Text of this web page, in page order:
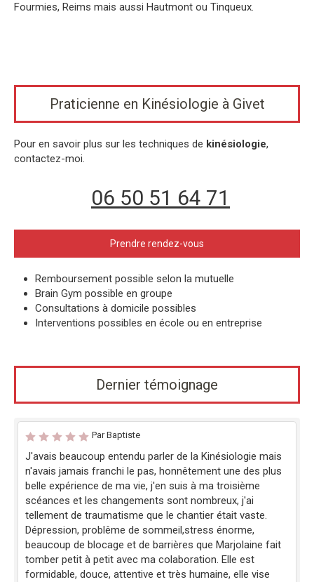
Fourmies, Reims mais aussi Hautmont ou Tinqueux.
Praticienne en Kinésiologie à Givet
Pour en savoir plus sur les techniques de kinésiologie,
contactez-moi.
06 50 51 64 71
Prendre rendez-vous
Remboursement possible selon la mutuelle
Brain Gym possible en groupe
Consultations à domicile possibles
Interventions possibles en école ou en entreprise
Dernier témoignage
Par Baptiste
J'avais beaucoup entendu parler de la Kinésiologie mais
n'avais jamais franchi le pas, honnêtement une des plus
belle expérience de ma vie, j'en suis à ma troisième
scéances et les changements sont nombreux, j'ai
tellement de traumatisme que le chantier était vaste.
Dépression, problême de sommeil,stress énorme,
beaucoup de blocage et de barrières que Marjolaine fait
tomber petit à petit avec ma colaboration. Elle est
formidable, douce, attentive et très humaine, elle vise